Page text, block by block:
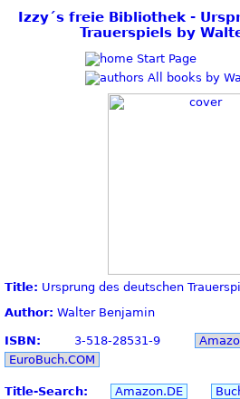
Izzy´s freie Bibliothek -
Trauerspiels by
Start Page
All books by
Title: Ursprung des deutschen
Author: Walter Benjamin
ISBN: 3-518-28531-9
EuroBuch.COM
Title-Search: Amazon.DE